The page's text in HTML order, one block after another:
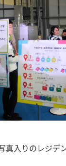
真入りのレジデ